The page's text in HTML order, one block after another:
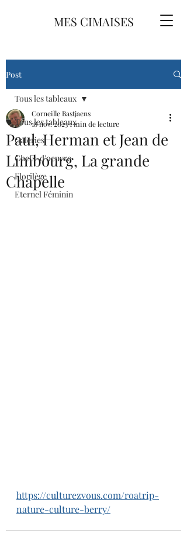
MES CIMAISES
Post
Tous les tableaux
Galeries
Chefs-d'oeuvre
Florilège
Eternel Féminin
Tous les tableaux
Paul, Herman et Jean de
Limbourg, La grande
Chapelle
Corneille Bastjaens
18 nov. 20231 min de lecture
https://culturezvous.com/roatrip-
nature-culture-berry/